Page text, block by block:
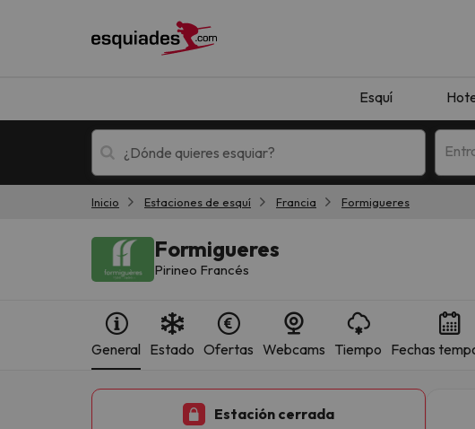
Esquí
Inicio Estaciones de esquí Francia Formigueres
Formigueres
Pirineo Francés
General Estado Ofertas Webcams Tiempo Fechas
Estación cerrada